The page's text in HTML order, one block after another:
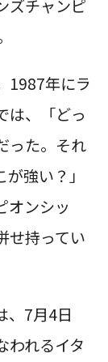
ズチャンピ
1987年にラ
は、「どっ
った。それ
強い？」
オンシッ
せ持ってい
、7月4日
われるイタ